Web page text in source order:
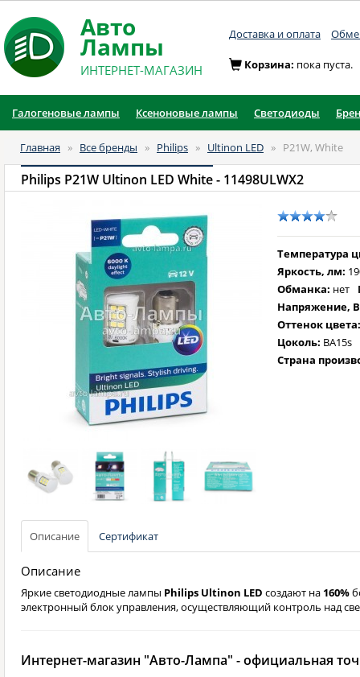
Авто
Лампы
ИНТЕРНЕТ-МАГАЗИН
Доставка и оплата
Корзина: пока пуста.
Галогеновые лампы Ксеноновые лампы Светодиоды
Главная » Все бренды » Philips » Ultinon LED » P21W, White
Philips P21W Ultinon LED White- 11498ULWX2
Температура
Яркость, лм:
Обманка: нет
Напряжение,
Оттенок
Цоколь: BA15s
Страна
Описание Сертификат
Описание
Яркие светодиодные лампы Philips Ultinon LED создают на 160%
электронный блок управления, осуществляющий контроль над
Интернет-магазин "Авто-Лампа" - официальная